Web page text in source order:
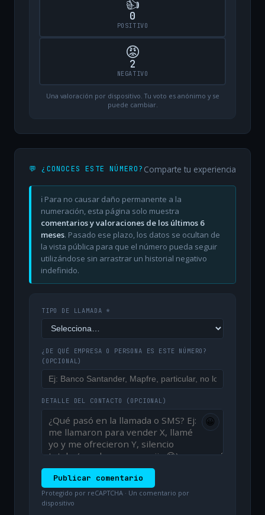
0
POSITIVO
😡
2
NEGATIVO
Una valoración por dispositivo. Tu voto es anónimo y se
puede cambiar.
💬 ¿CONOCES ESTE NÚMERO? Comparte tu experiencia
ℹ️ Para no causar daño permanente a la
numeración, esta página solo muestra
comentarios y valoraciones de los últimos 6
meses. Pasado ese plazo, los datos se ocultan de
la vista pública para que el número pueda seguir
utilizándose sin arrastrar un historial negativo
indefinido.
TIPO DE LLAMADA *
¿DE QUÉ EMPRESA O PERSONA ES ESTE NÚMERO?
(OPCIONAL)
DETALLE DEL CONTACTO (OPCIONAL)
😀
Publicar comentario
Protegido por reCAPTCHA · Un comentario por
dispositivo